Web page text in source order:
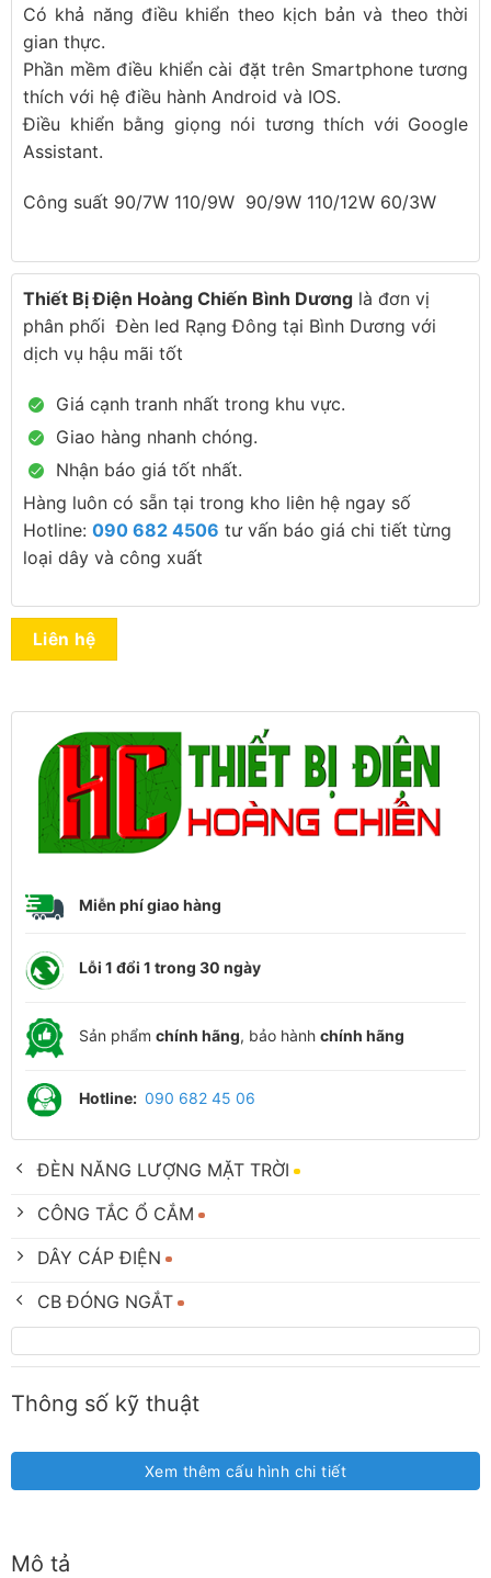
Có khả năng điều khiển theo kịch bản và theo thời
gian thực.
Phần mềm điều khiển cài đặt trên Smartphone tương
thích với hệ điều hành Android và IOS.
Điều khiển bằng giọng nói tương thích với Google
Assistant.
Công suất 90/7W 110/9W 90/9W 110/12W 60/3W
Thiết Bị Điện Hoàng Chiến Bình Dương là đơn vị
phân phối Đèn led Rạng Đông tại Bình Dương với
dịch vụ hậu mãi tốt
Giá cạnh tranh nhất trong khu vực.
Giao hàng nhanh chóng.
Nhận báo giá tốt nhất.
Hàng luôn có sẵn tại trong kho liên hệ ngay số
Hotline: 090 682 4506 tư vấn báo giá chi tiết từng
loại dây và công xuất
Liên hệ
Miễn phí giao hàng
Lỗi 1 đổi 1 trong 30 ngày
Sản phẩm chính hãng, bảo hành chính hãng
Hotline: 090 682 45 06
ĐÈN NĂNG LƯỢNG MẶT TRỜI
CÔNG TẮC Ổ CẮM
DÂY CÁP ĐIỆN
CB ĐÓNG NGẮT
Mô tả
Thông số kỹ thuật
Xem thêm cấu hình chi tiết